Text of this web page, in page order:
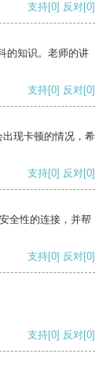
支持[0] 反对[0]
的知识。老师的讲
支持[0] 反对[0]
现卡顿的情况，希
支持[0] 反对[0]
全性的连接，并帮
支持[0] 反对[0]
支持[0] 反对[0]